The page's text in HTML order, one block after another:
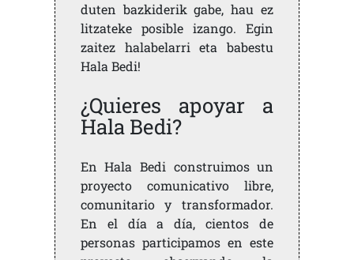
duten bazkiderik gabe, hau ez
litzateke posible izango. Egin
zaitez halabelarri eta babestu
Hala Bedi!
¿Quieres apoyar a
Hala Bedi?
En Hala Bedi construimos un
proyecto comunicativo libre,
comunitario y transformador.
En el día a día, cientos de
personas participamos en este